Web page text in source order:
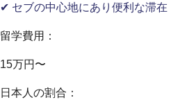
✔ セブの中心地にあり便利な滞在
留学費用：
15万円〜
日本人の割合：